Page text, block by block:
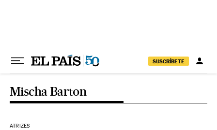
SUSCRÍBETE
Mischa Barton
ATRIZES